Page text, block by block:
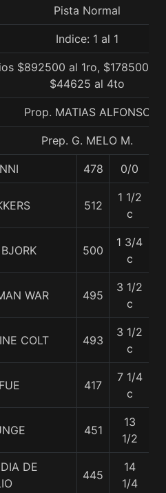
Pista Normal
Indice: 1 al 1
$892500 al 1ro, $178500
$44625 al 4to
Prop. MATIAS ALFONSO
Prep. G. MELO M.
478 0/0
512
1 1/2
c
500
1 3/4
c
WAR 495
3 1/2
c
COLT 493
3 1/2
c
417
7 1/4
c
451
13
1/2
DE
445
14
1/4